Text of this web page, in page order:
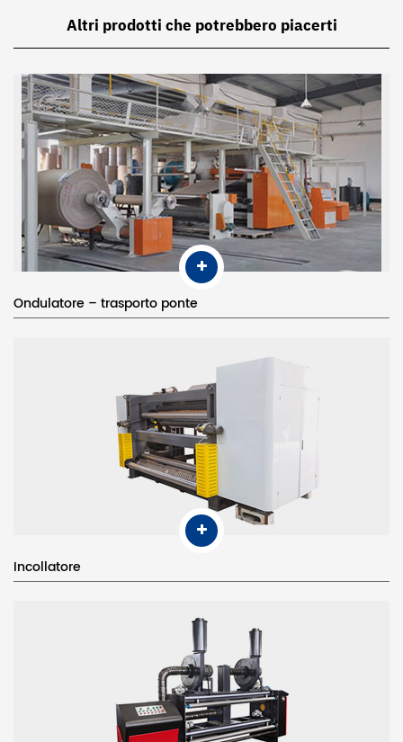
occupino la carta o si inceppino con la macchina da stampa
e ottenere una tenuta della carta più precisa;
regolabili individualmente. Le loro velocità possono essere
regolate allo stesso modo;
La cinghia e il rullo di gomma sono adottati per piegare la
carta e sono comodi per regolare l'angolo di piegatura,
facile da usare.
Altri prodotti che potrebbero piacerti
Ondulatore – trasporto ponte
Incollatore